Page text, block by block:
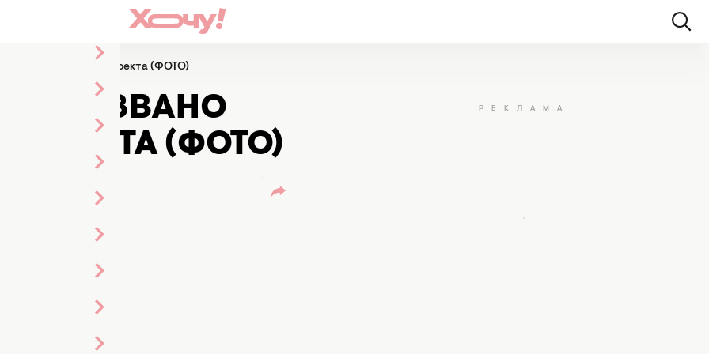
имя победителя проекта (ФОТО)
НАЗВАНО
(ФОТО)